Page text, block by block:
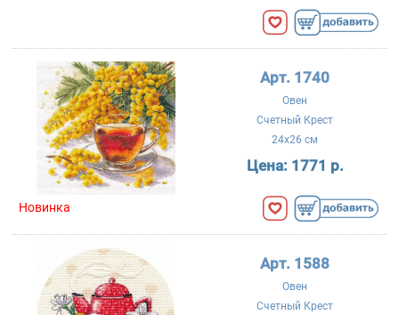
Арт. 1740
Овен
Счетный Крест
24x26 см
Цена: 1771 р.
Новинка
Арт. 1588
Овен
Счетный Крест